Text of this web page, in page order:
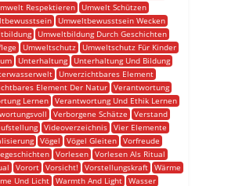
Respektieren
Umwelt Schützen
Umweltbewusstsein Wecken
Umweltbildung Durch Geschichten
Umweltschutz
Umweltschutz Für Kinder
Unterhaltung
Unterhaltung Und Bildung
Unverzichtbares Element
Element Der Natur
Verantwortung
Lernen
Verantwortung Und Ethik Lernen
Verborgene Schätze
Verstand
Videoverzeichnis
Vier Elemente
Vögel Vögel Gleiten Vorfreude
Vorlesen
Vorlesen Als Ritual
Vorort Vorsicht! Vorstellungskraft
Wärme
Und Licht Warmth And Light Wasser